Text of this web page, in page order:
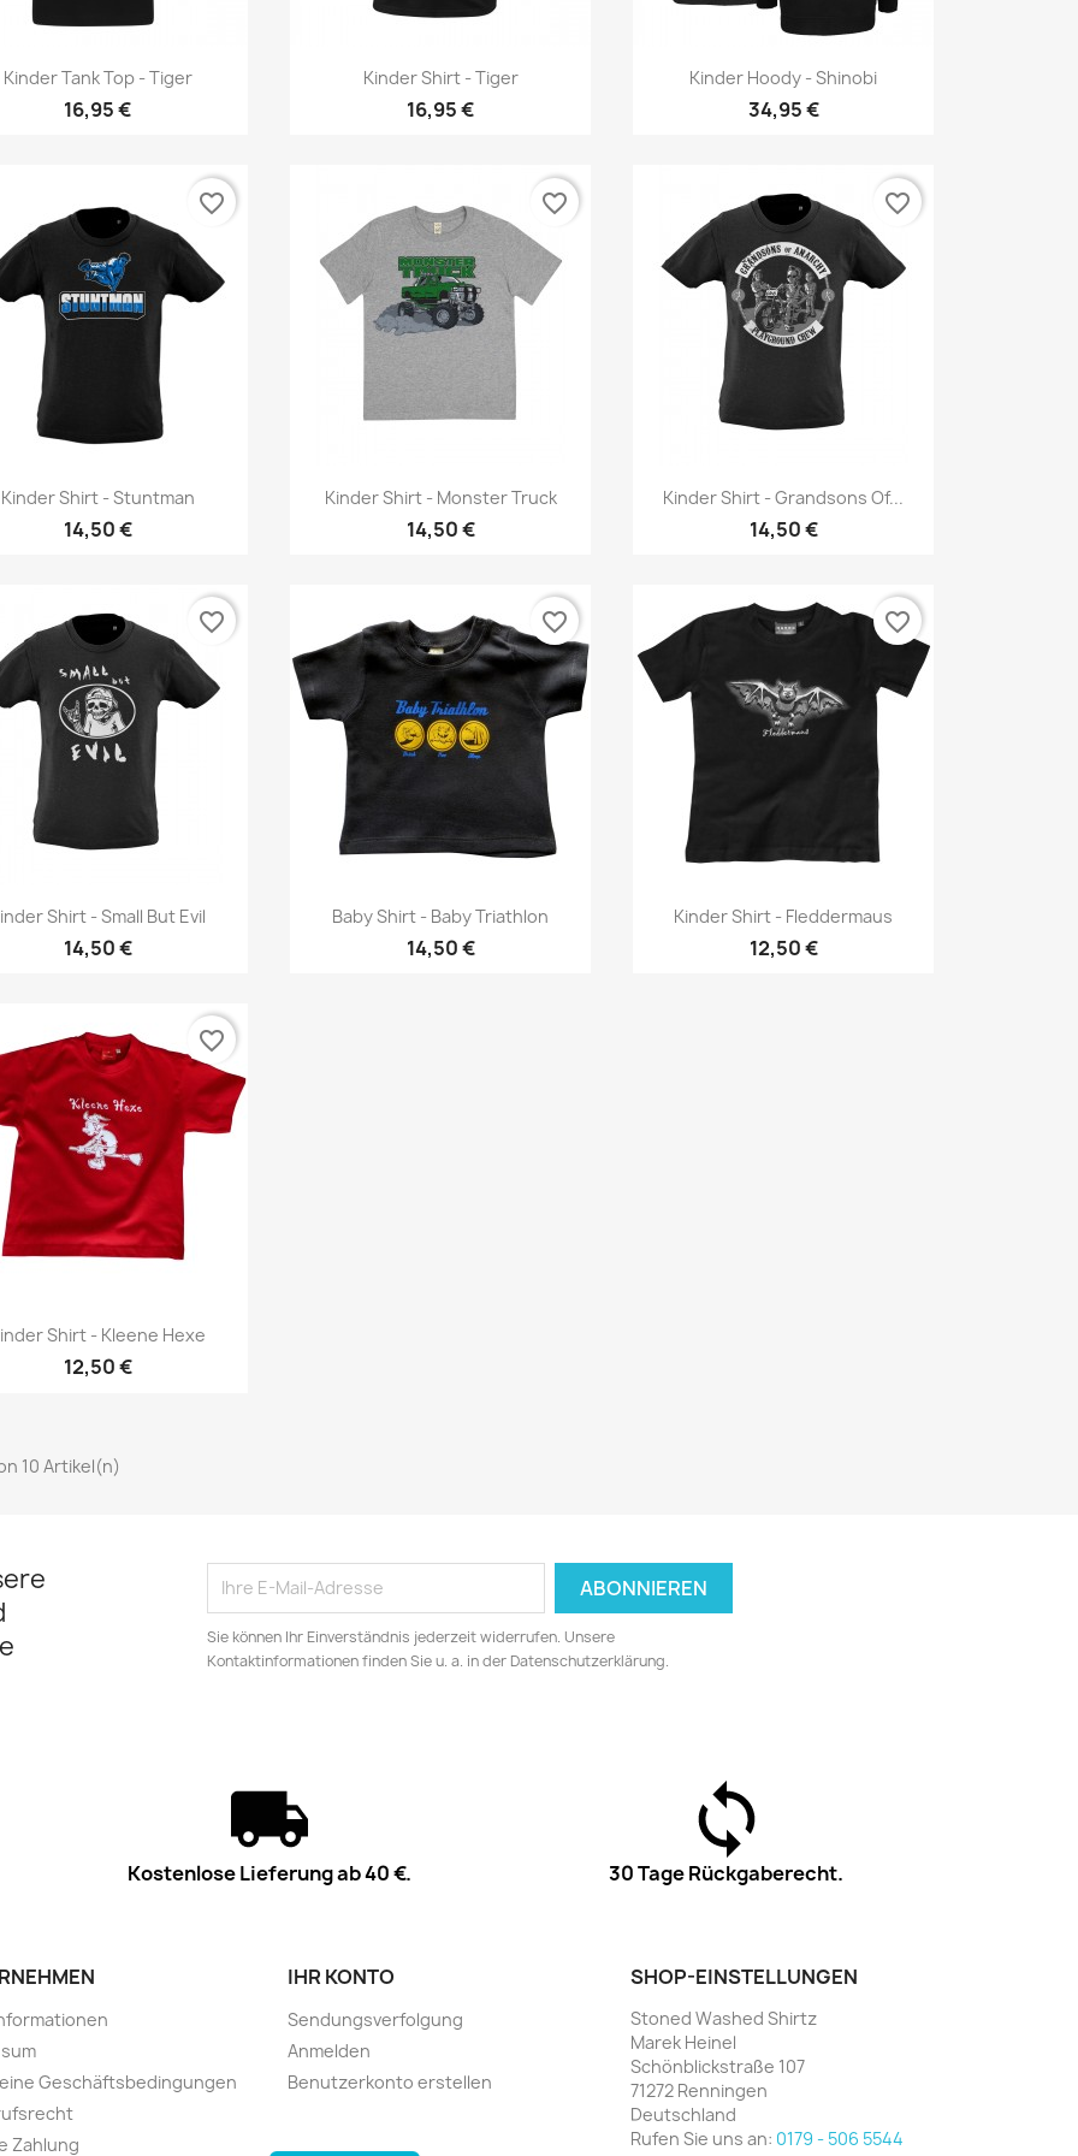
Vorschau
Kinder Tank Top - Tiger
16,95 €
Vorschau
Kinder Shirt - Tiger
16,95 €
Vorschau
Kinder Hoody - Shinobi
34,95 €
Vorschau
Kinder Shirt - Stuntman
14,50 €
favorite_border
Vorschau
Kinder Shirt - Monster Truck
14,50 €
favorite_border
Vorschau
Kinder Shirt - Grandsons Of...
14,50 €
favorite_border
Vorschau
Shirt - Small But Evil
14,50 €
favorite_border
Vorschau
Baby Shirt - Baby Triathlon
14,50 €
favorite_border
Vorschau
Kinder Shirt - Fleddermaus
12,50 €
favorite_border
Vorschau
Shirt - Kleene Hexe
12,50 €
favorite_border
10 Artikel(n)
Sie können Ihr Einverständnis jederzeit widerrufen. Unsere
Kontaktinformationen finden Sie u. a. in der Datenschutzerklärung.
Kostenlose Lieferung ab 40 €. 30 Tage Rückgaberecht.
Geschäftsbedingungen
Zahlung
IHR KONTO
Sendungsverfolgung
Anmelden
Benutzerkonto erstellen
SHOP-EINSTELLUNGEN
Stoned Washed Shirtz
Marek Heinel
Schönblickstraße 107
71272 Renningen
Deutschland
Rufen Sie uns an: 0179 - 506 5544